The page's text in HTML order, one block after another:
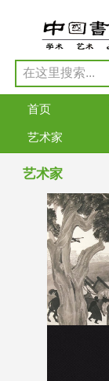
首页
艺术家
艺术家